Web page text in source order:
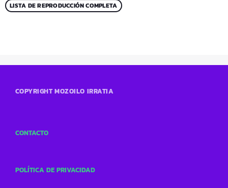
LISTA DE REPRODUCCIÓN COMPLETA
COPYRIGHT MOZOILO IRRATIA
CONTACTO
POLÍTICA DE PRIVACIDAD